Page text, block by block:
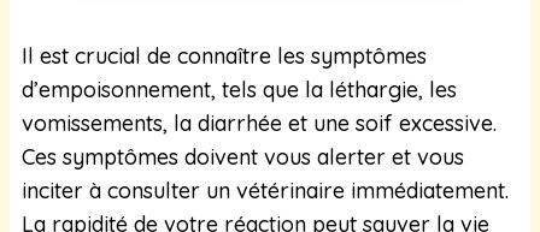
Il est crucial de connaître les symptômes
d’empoisonnement, tels que la léthargie, les
vomissements, la diarrhée et une soif excessive.
Ces symptômes doivent vous alerter et vous
inciter à consulter un vétérinaire immédiatement.
La rapidité de votre réaction peut sauver la vie